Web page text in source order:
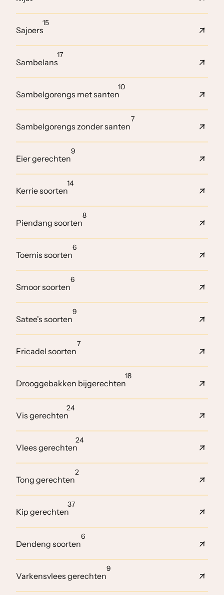
Sajoers
15
Sambelans
17
Sambelgorengs met santen
10
Sambelgorengs zonder santen
7
Eier gerechten
9
Kerrie soorten
14
Piendang soorten
8
Toemis soorten
6
Smoor soorten
6
Satee's soorten
9
Fricadel soorten
7
Drooggebakken bijgerechten
18
Vis gerechten
24
Vlees gerechten
24
Tong gerechten
2
Kip gerechten
37
Dendeng soorten
6
Varkensvlees gerechten
9